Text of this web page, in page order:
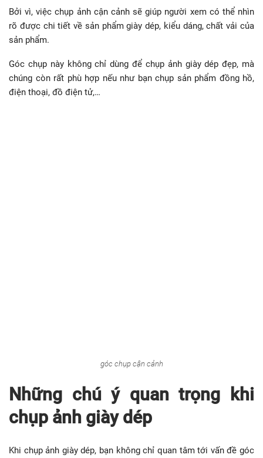
Bởi vì, việc chụp ảnh cận cảnh sẽ giúp người xem có thể nhìn
rõ được chi tiết về sản phẩm giày dép, kiểu dáng, chất vải của
sản phẩm.
Góc chụp này không chỉ dùng để chụp ảnh giày dép đẹp, mà
chúng còn rất phù hợp nếu như bạn chụp sản phẩm đồng hồ,
điện thoại, đồ điện tử,…
góc chụp cận cảnh
Những chú ý quan trọng khi
chụp ảnh giày dép
Khi chụp ảnh giày dép, bạn không chỉ quan tâm tới vấn đề góc